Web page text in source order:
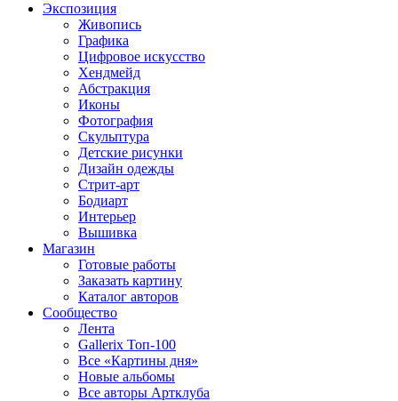
Экспозиция
Живопись
Графика
Цифровое искусство
Хендмейд
Абстракция
Иконы
Фотография
Скульптура
Детские рисунки
Дизайн одежды
Стрит-арт
Бодиарт
Интерьер
Вышивка
Магазин
Готовые работы
Заказать картину
Каталог авторов
Сообщество
Лента
Gallerix Топ-100
Все «Картины дня»
Новые альбомы
Все авторы Артклуба